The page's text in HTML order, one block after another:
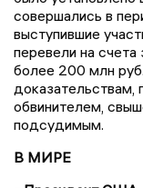
совершались в
выступившие
перевели на
более 200 млн
обвинителем,
подсудимым.
В МИРЕ